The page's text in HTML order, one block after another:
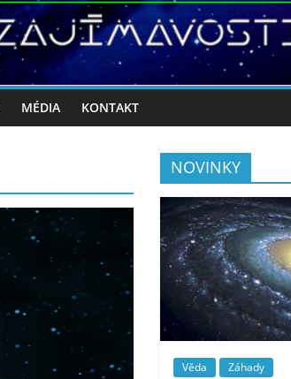
MÉDIA KONTAKT
NOVINKY
Věda Záhady